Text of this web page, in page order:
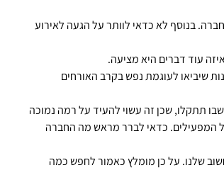
בנוסף לא כדאי לוותר על הגעה לאירוע
עוד דברים היא מציעה.
שיביאו לעוגמת נפש בקרב האורחים
תתקלו, שכן זה עשוי להעיד על רמה נמוכה
המפעילים. כדאי לברר מראש מה החברה
שלנו. על כן מומלץ כאמור לחפש כמה